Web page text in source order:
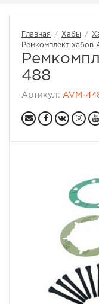
Главная / Хабы /
Ремкомплект хабов
488
Артикул: AVM-